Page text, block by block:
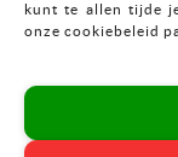
kunt te allen tijde
onze cookiebeleid
E: